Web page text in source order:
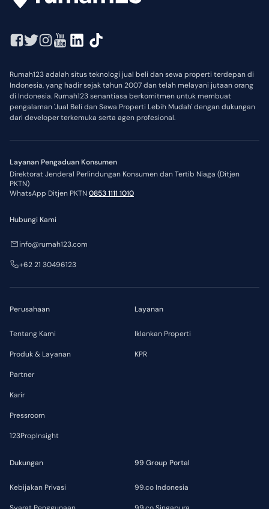
Rumah123 adalah situs teknologi jual beli dan sewa properti terdepan di
Indonesia, yang hadir sejak tahun 2007 dan telah melayani jutaan orang
di Indonesia. Rumah123 senantiasa berkomitmen untuk membuat
pengalaman 'Jual Beli dan Sewa Properti Lebih Mudah' dengan dukungan
dari developer terkemuka serta agen profesional.
Layanan Pengaduan Konsumen
Direktorat Jenderal Perlindungan Konsumen dan Tertib Niaga (Ditjen
PKTN)
WhatsApp Ditjen PKTN0853 1111 1010
Perusahaan
Tentang Kami
Produk & Layanan
Partner
Karir
Pressroom
123PropInsight
Layanan
Iklankan Properti
KPR
Dukungan
Kebijakan Privasi
99 Group Portal
99.co Indonesia
Hubungi Kami
info@rumah123.com
+62 21 30496123